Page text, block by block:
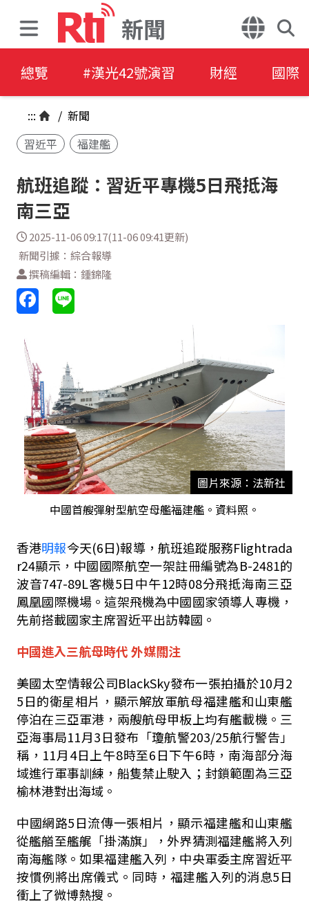
新聞
總覽 #漢光42號演習 財經 國際
::: / 新聞
習近平
福建艦
航班追蹤：習近平專機5日飛抵海
南三亞
2025-11-06 09:17(11-06 09:41更新)
新聞引據：綜合報導
撰稿編輯：鍾錦隆
圖片來源：法新社
中國首艘彈射型航空母艦福建艦。資料照。
香港明報今天(6日)報導，航班追蹤服務Flightrada
r24顯示，中國國際航空一架註冊編號為B-2481的
波音747-89L客機5日中午12時08分飛抵海南三亞
鳳凰國際機場。這架飛機為中國國家領導人專機，
先前搭載國家主席習近平出訪韓國。
中國進入三航母時代 外媒關注
美國太空情報公司BlackSky發布一張拍攝於10月2
5日的衛星相片，顯示解放軍航母福建艦和山東艦
停泊在三亞軍港，兩艘航母甲板上均有艦載機。三
亞海事局11月3日發布「瓊航警203/25航行警告」
稱， 11月4日上午8時至6日下午6時，南海部分海
域進行軍事訓練，船隻禁止駛入；封鎖範圍為三亞
榆林港對出海域。
中國網路5日流傳一張相片，顯示福建艦和山東艦
從艦艏至艦艉「掛滿旗」，外界猜測福建艦將入列
南海艦隊。如果福建艦入列，中央軍委主席習近平
按慣例將出席儀式。同時，福建艦入列的消息5日
衝上了微博熱搜。